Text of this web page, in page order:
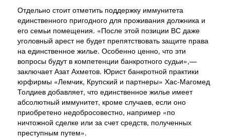
Отдельно стоит отметить поддержку иммунитета
единственного пригодного для проживания должника и
его семьи помещения. «После этой позиции ВС даже
уголовный арест не будет препятствовать защите права
на единственное жилье. Особенно ценно, что эти
вопросы будут в компетенции банкротного судьи»,—
заключает Азат Ахметов. Юрист банкротной практики
юрфирмы «Лемчик, Крупский и партнеры» Хас-Магомед
Толдиев добавляет, что единственное жилье имеет
абсолютный иммунитет, кроме случаев, если оно
приобретено недобросовестно, например «по
ничтожной сделке или за счет средств, полученных
преступным путем».